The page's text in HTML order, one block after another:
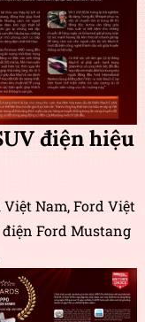
điện hiệu
Nam, Ford Việt
Ford Mustang